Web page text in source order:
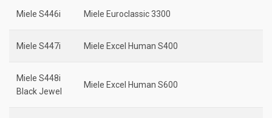
Miele S446i Miele Euroclassic 3300
Miele S447i Miele Excel Human S400
Miele S448i
Black Jewel
Miele Excel Human S600